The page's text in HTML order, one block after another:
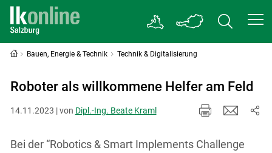
Bauen, Energie & Technik Technik & Digitalisierung
Roboter als willkommene Helfer am Feld
14.11.2023 | von Dipl.-Ing. Beate Kraml
Bei der “Robotics & Smart Implements Challenge